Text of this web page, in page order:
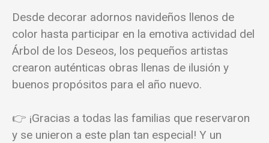
Desde decorar adornos navideños llenos de
color hasta participar en la emotiva actividad del
Árbol de los Deseos, los pequeños artistas
crearon auténticas obras llenas de ilusión y
buenos propósitos para el año nuevo.
👉 ¡Gracias a todas las familias que reservaron
y se unieron a este plan tan especial! Y un